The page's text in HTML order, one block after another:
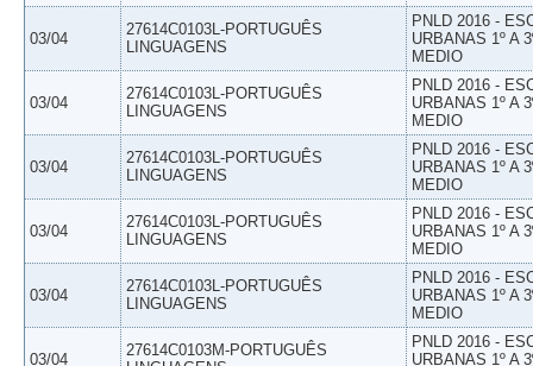
03/04
27614C0103L-PORTUGUÊS
LINGUAGENS
PNLD 2016 -
URBANAS 1º A
MEDIO
03/04
27614C0103L-PORTUGUÊS
LINGUAGENS
PNLD 2016 -
URBANAS 1º A
MEDIO
03/04
27614C0103L-PORTUGUÊS
LINGUAGENS
PNLD 2016 -
URBANAS 1º A
MEDIO
03/04
27614C0103L-PORTUGUÊS
LINGUAGENS
PNLD 2016 -
URBANAS 1º A
MEDIO
03/04
27614C0103L-PORTUGUÊS
LINGUAGENS
PNLD 2016 -
URBANAS 1º A
MEDIO
03/04
27614C0103M-PORTUGUÊS
PNLD 2016 -
URBANAS 1º A